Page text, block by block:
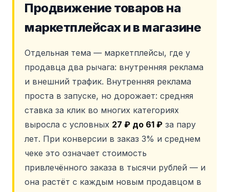
Продвижение товаров на
маркетплейсах и в магазине
Отдельная тема — маркетплейсы, где у
продавца два рычага: внутренняя реклама
и внешний трафик. Внутренняя реклама
проста в запуске, но дорожает: средняя
ставка за клик во многих категориях
выросла с условных 27 ₽ до 61 ₽ за пару
лет. При конверсии в заказ 3% и среднем
чеке это означает стоимость
привлечённого заказа в тысячи рублей — и
она растёт с каждым новым продавцом в